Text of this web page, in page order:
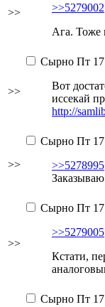
>>
>>5279002
Ага. Тоже
>>
Сырно Пт 17
Вот
иссекай
http://
>>
Сырно Пт 17
>>5278995
>>
Сырно Пт 17
>>5279005
Кстати,
Сырно Пт 17